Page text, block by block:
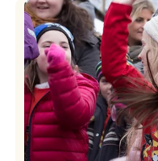
2026
–
Ingunn van